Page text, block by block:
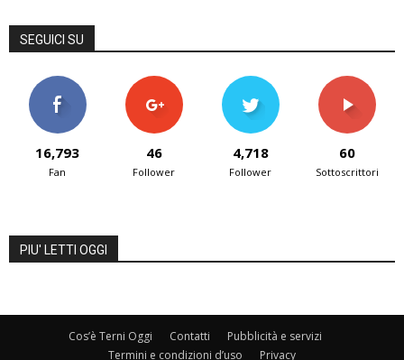
SEGUICI SU
16,793
Fan
46
Follower
4,718
Follower
60
Sottoscrittori
PIU' LETTI OGGI
Cos’è Terni Oggi Contatti
Pubblicità e servizi
Termini e condizioni d’uso
Privacy